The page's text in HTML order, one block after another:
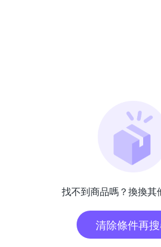
找不到商品嗎？換換其
清除條件再